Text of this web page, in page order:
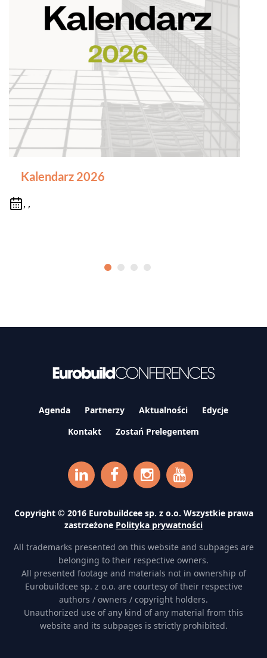
Kalendarz 2026
, ,
Agenda Partnerzy Aktualności
Edycje
Kontakt
Zostań Prelegentem
Copyright © 2016 Eurobuildcee sp. z o.o. Wszystkie prawa
zastrzeżone Polityka prywatności
All trademarks presented on this website and subpages are
belonging to their respective owners.
All presented footage and materials not in ownership of
Eurobuildcee sp. z o.o. are courtesy of their respective
authors / owners / copyright holders.
Unauthorized use of any kind of any material from this
website and its subpages is strictly prohibited.